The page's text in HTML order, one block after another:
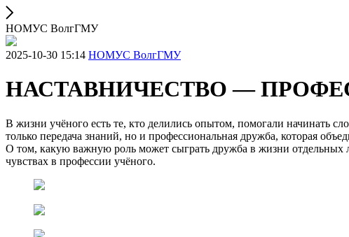
НОМУС ВолгГМУ
2025-10-30 15:14 НОМУС ВолгГМУ
НАСТАВНИЧЕСТВО —
В жизни учёного есть те, кто делились опытом, помогали начинать
только передача знаний, но и профессиональная дружба, которая
О том, какую важную роль может сыграть дружба в жизни отдельных
чувствах в профессии учёного.